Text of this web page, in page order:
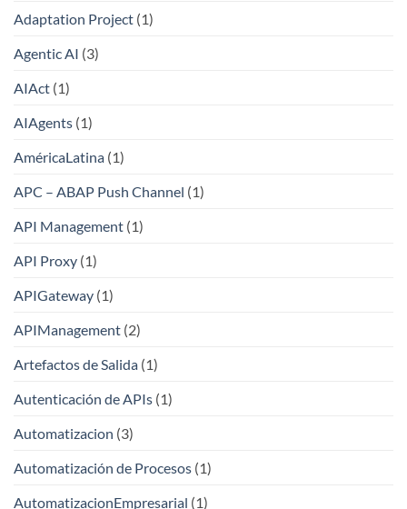
Adaptation Project (1)
Agentic AI (3)
AIAct (1)
AIAgents (1)
AméricaLatina (1)
APC – ABAP Push Channel (1)
API Management (1)
API Proxy (1)
APIGateway (1)
APIManagement (2)
Artefactos de Salida (1)
Autenticación de APIs (1)
Automatizacion (3)
Automatización de Procesos (1)
AutomatizacionEmpresarial (1)